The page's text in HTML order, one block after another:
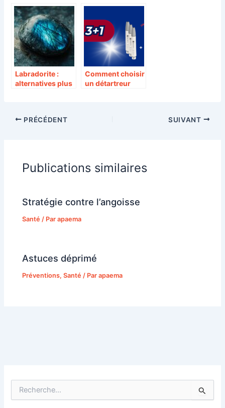
précautions à
prendre avant de
se lancer
conseils
d’experts
Labradorite :
alternatives plus
d’après les
Comment choisir
un détartreur
PRÉCÉDENT SUIVANT
Publications similaires
Stratégie contre l’angoisse
Santé / Parapaema
Astuces déprimé
Préventions,Santé / Parapaema